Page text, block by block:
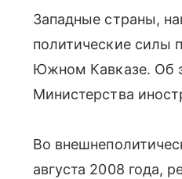
Западные страны,
политические силы
Южном Кавказе. Об
Министерства
Во
августа 2008 года,